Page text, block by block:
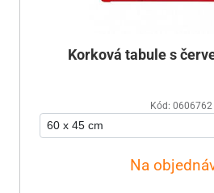
Korková tabule s
Kód: 0606762
Na